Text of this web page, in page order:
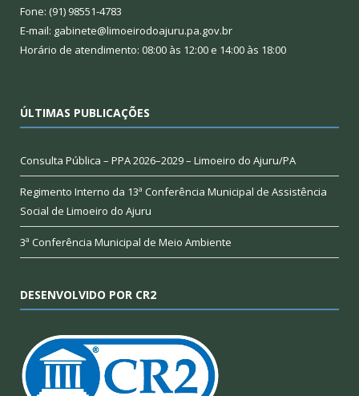
Fone: (91) 98551-4783
E-mail: gabinete@limoeirodoajuru.pa.gov.br
Horário de atendimento: 08:00 às 12:00 e 14:00 às 18:00
ÚLTIMAS PUBLICAÇÕES
Consulta Pública – PPA 2026–2029 – Limoeiro do Ajuru/PA
Regimento Interno da 13ª Conferência Municipal de Assistência
Social de Limoeiro do Ajuru
3ª Conferência Municipal de Meio Ambiente
DESENVOLVIDO POR CR2